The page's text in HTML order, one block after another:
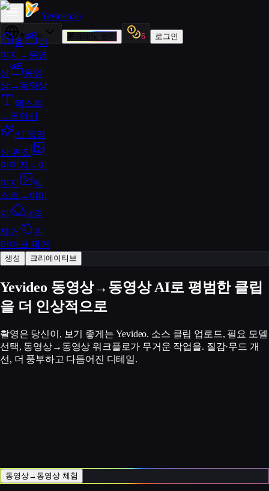
Yevideo.io
한국어 🎁 크레딧 받기 6 로그인
홈
이
미지→동영
상
동영
상→동영상
텍스트
→동영상
AI 동영
상 편집
이미지→이
미지
텍
스트→이미
지
배경
제거
워
터마크 제거
생성 크리에이티브
Yevideo 동영상→동영상 AI로 평범한 클립
을 더 인상적으로
촬영은 당신이, 보기 좋게는 Yevideo. 소스 클립 업로드, 필요 모델
선택, 동영상→동영상 워크플로가 무거운 작업을. 질감·무드 개
선, 더 풍부하고 다듬어진 디테일.
동영상→동영상 체험